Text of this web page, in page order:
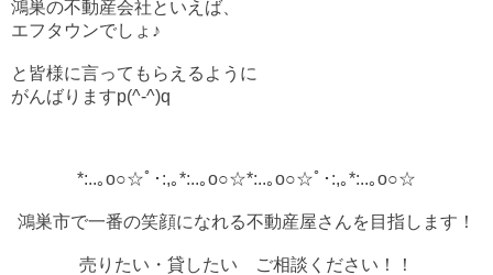
鴻巣の不動産会社といえば、
エフタウンでしょ♪
と皆様に言ってもらえるように
がんばりますp(^-^)q
*:..｡o○☆ﾟ･:,｡*:..｡o○☆*:..｡o○☆ﾟ･:,｡*:..｡o○☆
鴻巣市で一番の笑顔になれる不動産屋さんを目指します！
売りたい・貸したい ご相談ください！！